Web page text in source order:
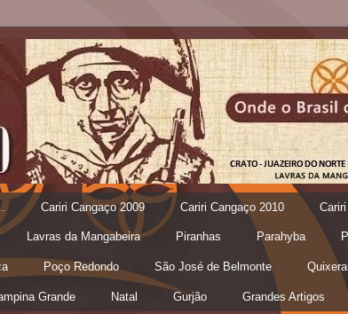
Cariri Cangaço 2009 Cariri Cangaço 2010
Lavras da Mangabeira Piranhas Parahyba
Poço Redondo São José de Belmonte
Grande Natal Gurjão Grandes Artigos